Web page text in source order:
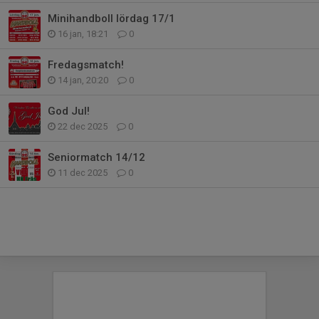
Minihandboll lördag 17/1
16 jan, 18:21 0
Fredagsmatch!
14 jan, 20:20 0
God Jul!
22 dec 2025 0
Seniormatch 14/12
11 dec 2025 0